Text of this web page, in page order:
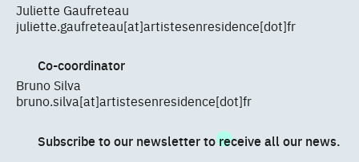
Juliette Gaufreteau
juliette.gaufreteau[at]artistesenresidence[dot]fr
Co-coordinator
Bruno Silva
bruno.silva[at]artistesenresidence[dot]fr
Subscribe to our newsletter to receive all our news.